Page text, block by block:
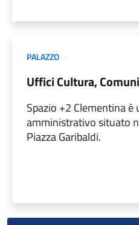
PALAZZO
Uffici Cultura,
Spazio +2 Clementina
amministrativo situato
Piazza Garibaldi.